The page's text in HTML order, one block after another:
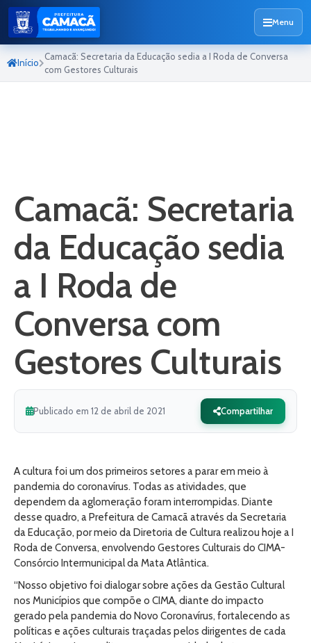
Menu
Início
Camacã: Secretaria da Educação sedia a I Roda de Conversa
com Gestores Culturais
Camacã: Secretaria
da Educação sedia
a I Roda de
Conversa com
Gestores Culturais
Publicado em 12 de abril de 2021 Compartilhar
A cultura foi um dos primeiros setores a parar em meio à
pandemia do coronavírus. Todas as atividades, que
dependem da aglomeração foram interrompidas. Diante
desse quadro, a Prefeitura de Camacã através da Secretaria
da Educação, por meio da Diretoria de Cultura realizou hoje a I
Roda de Conversa, envolvendo Gestores Culturais do CIMA-
Consórcio Intermunicipal da Mata Atlântica.
“Nosso objetivo foi dialogar sobre ações da Gestão Cultural
nos Municípios que compõe o CIMA, diante do impacto
gerado pela pandemia do Novo Coronavírus, fortalecendo as
políticas e ações culturais traçadas pelos dirigentes de cada